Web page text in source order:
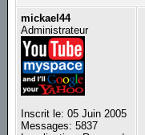
mickael44
Administrateur
Inscrit le: 05 Juin 2005
Messages: 5837